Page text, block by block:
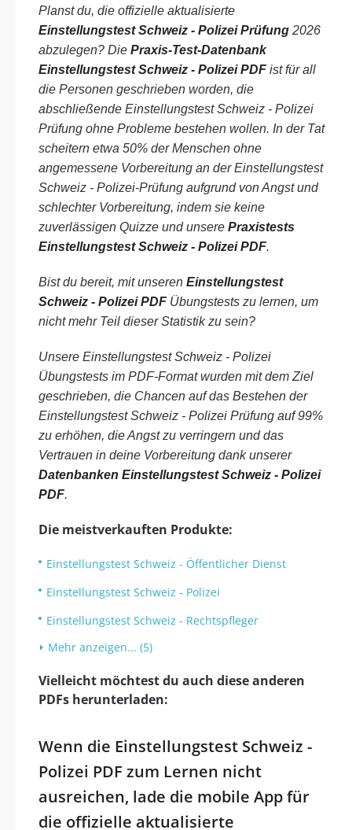
Planst du, die offizielle aktualisierte
Einstellungstest Schweiz - Polizei Prüfung 2026
abzulegen? Die Praxis-Test-Datenbank
Einstellungstest Schweiz - Polizei PDF ist für all
die Personen geschrieben worden, die
abschließende Einstellungstest Schweiz - Polizei
Prüfung ohne Probleme bestehen wollen. In der Tat
scheitern etwa 50% der Menschen ohne
angemessene Vorbereitung an der Einstellungstest
Schweiz - Polizei-Prüfung aufgrund von Angst und
schlechter Vorbereitung, indem sie keine
zuverlässigen Quizze und unsere Praxistests
Einstellungstest Schweiz - Polizei PDF.
Bist du bereit, mit unseren Einstellungstest
Schweiz - Polizei PDF Übungstests zu lernen, um
nicht mehr Teil dieser Statistik zu sein?
Unsere Einstellungstest Schweiz - Polizei
Übungstests im PDF-Format wurden mit dem Ziel
geschrieben, die Chancen auf das Bestehen der
Einstellungstest Schweiz - Polizei Prüfung auf 99%
zu erhöhen, die Angst zu verringern und das
Vertrauen in deine Vorbereitung dank unserer
Datenbanken Einstellungstest Schweiz - Polizei
PDF.
Die meistverkauften Produkte:
Einstellungstest Schweiz - Öffentlicher Dienst
Einstellungstest Schweiz - Polizei
Einstellungstest Schweiz - Rechtspfleger
Mehr anzeigen... (5)
Vielleicht möchtest du auch diese anderen
PDFs herunterladen:
Wenn die Einstellungstest Schweiz -
Polizei PDF zum Lernen nicht
ausreichen, lade die mobile App für
die offizielle aktualisierte